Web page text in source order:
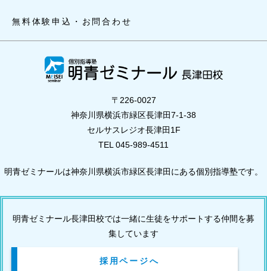
無料体験申込・お問合わせ
〒226-0027
神奈川県横浜市緑区長津田7-1-38
セルサスレジオ長津田1F
TEL 045-989-4511
明青ゼミナールは神奈川県横浜市緑区長津田にある個別指導塾です。
明青ゼミナール長津田校では一緒に生徒をサポートする仲間を募
集しています
採用ページへ